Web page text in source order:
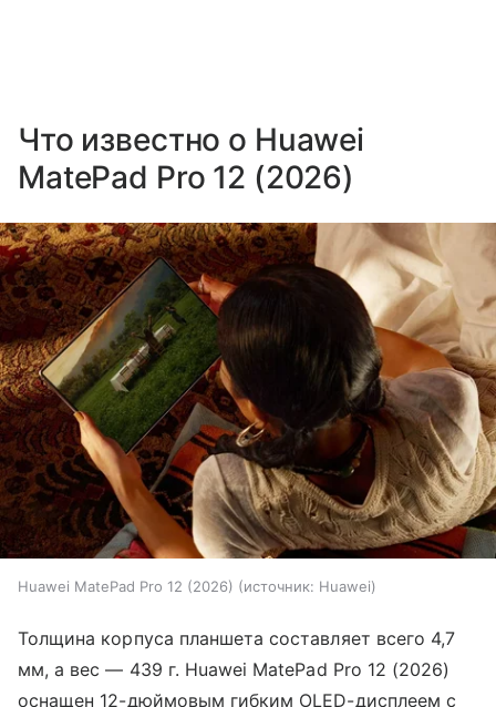
Что известно о Huawei
MatePad Pro 12 (2026)
Huawei MatePad Pro 12 (2026) источник: Huawei
Толщина корпуса планшета составляет всего 4,7
мм, а вес — 439 г. Huawei MatePad Pro 12 (2026)
оснащен 12-дюймовым гибким OLED-дисплеем с